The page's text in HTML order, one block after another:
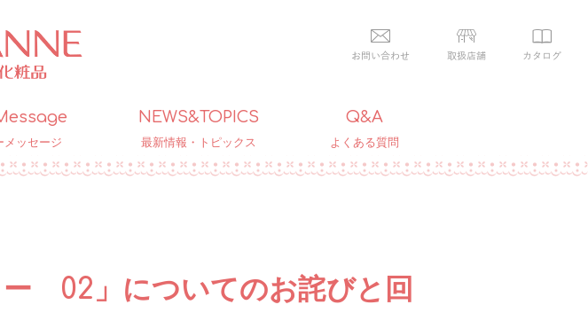
メッセージ
NEWS&TOPICS
最新情報・トピックス
Q&A
よくある質問
02」についてのお詫びと回